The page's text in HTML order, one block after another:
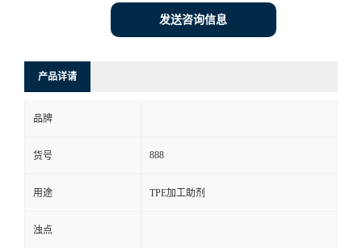
发送咨询信息
产品详请
品牌
货号 888
用途 TPE加工助剂
浊点